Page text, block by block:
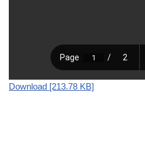
Download [213.78 KB]